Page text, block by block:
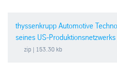
thyssenkrupp Automotive
seines US-Produktionsnetzwerks
zip | 153.30 kb